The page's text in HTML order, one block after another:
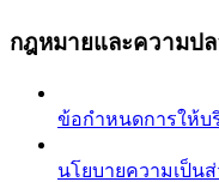
กฎหมายและความป
ข้อกำหนดการให้บ
นโยบายความเป็น